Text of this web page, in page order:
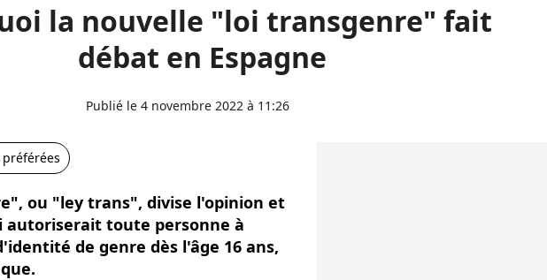
la nouvelle "loi transgenre" fait
débat en Espagne
Publié le 4 novembre 2022 à 11:26
ou "ley trans", divise l'opinion et
autoriserait toute personne à
de genre dès l'âge 16 ans,